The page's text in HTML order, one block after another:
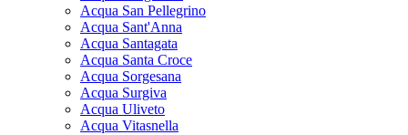
Acqua San Pellegrino
Acqua Sant'Anna
Acqua Santagata
Acqua Santa Croce
Acqua Sorgesana
Acqua Surgiva
Acqua Uliveto
Acqua Vitasnella